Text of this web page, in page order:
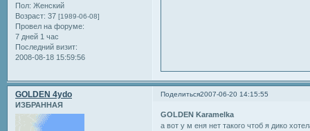
Пол: Женский
Возраст: 37 [1989-06-08]
Провел на форуме:
7 дней 1 час
Последний визит:
2008-08-18 15:59:56
Поделиться2007-06-20 14:15:55
GOLDEN 4ydo
ИЗБРАННАЯ
GOLDEN Karamelka
а вот у м еня нет такого чтоб я дико